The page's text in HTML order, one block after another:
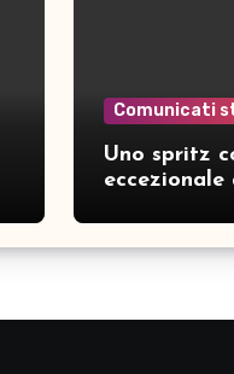
Comunicati
Uno spritz
ridere”